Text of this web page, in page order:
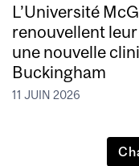
L’Université
renouvellent
une nouvelle
Buckingham
11 JUIN 2026